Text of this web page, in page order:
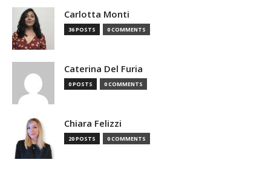
Carlotta Monti
36 POSTS 0 COMMENTS
Caterina Del Furia
0 POSTS 0 COMMENTS
Chiara Felizzi
20 POSTS 0 COMMENTS